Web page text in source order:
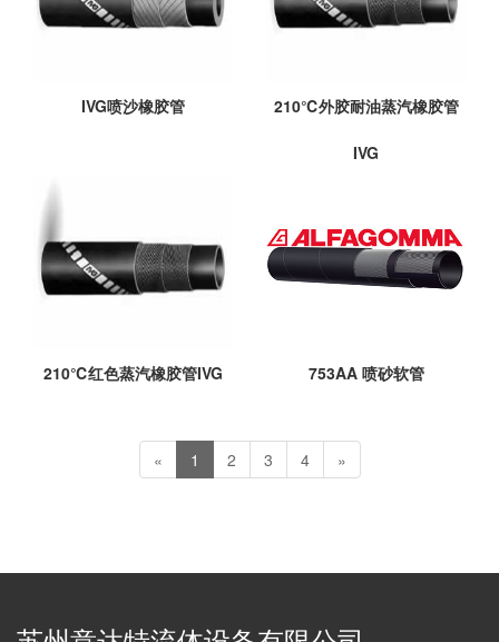
IVG喷沙橡胶管 210℃外胶耐油蒸汽橡胶管
IVG
210℃红色蒸汽橡胶管IVG 753AA 喷砂软管
« 1 2 3 4 »